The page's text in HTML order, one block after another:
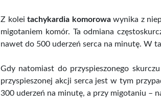
Z kolei tachykardia komorowawynika z
migotaniem komór. Ta odmiana
nawet do 500 uderzeń serca na minutę. W
Gdy natomiast do przyspieszonego
przyspieszonej akcji serca jest w tym
300 uderzeń na minutę, a przy migotaniu –